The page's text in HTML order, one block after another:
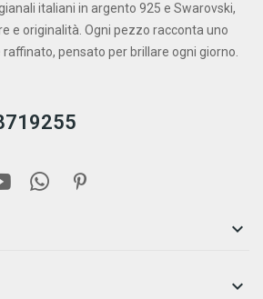
italiani in argento 925 e Swarovski,
e originalità. Ogni pezzo racconta uno
pensato per brillare ogni giorno.

